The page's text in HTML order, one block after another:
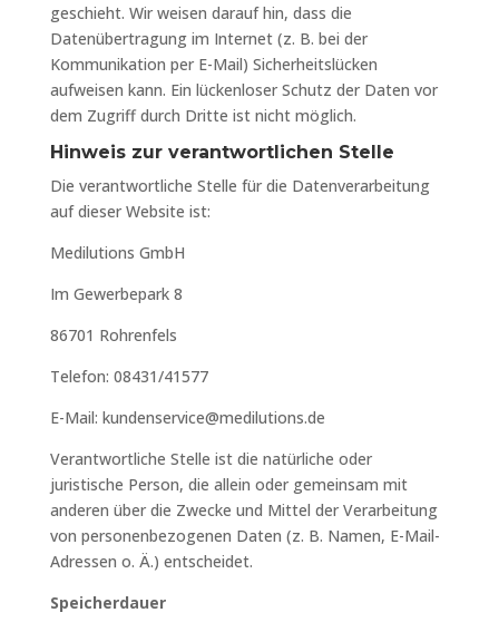
geschieht. Wir weisen darauf hin, dass die
Datenübertragung im Internet (z. B. bei der
Kommunikation per E-Mail) Sicherheitslücken
aufweisen kann. Ein lückenloser Schutz der Daten vor
dem Zugriff durch Dritte ist nicht möglich.
Hinweis zur verantwortlichen Stelle
Die verantwortliche Stelle für die Datenverarbeitung
auf dieser Website ist:
Medilutions GmbH
Im Gewerbepark 8
86701 Rohrenfels
Telefon: 08431/41577
E-Mail: kundenservice@medilutions.de
Verantwortliche Stelle ist die natürliche oder
juristische Person, die allein oder gemeinsam mit
anderen über die Zwecke und Mittel der Verarbeitung
von personenbezogenen Daten (z. B. Namen, E-Mail-
Adressen o. Ä.) entscheidet.
Speicherdauer